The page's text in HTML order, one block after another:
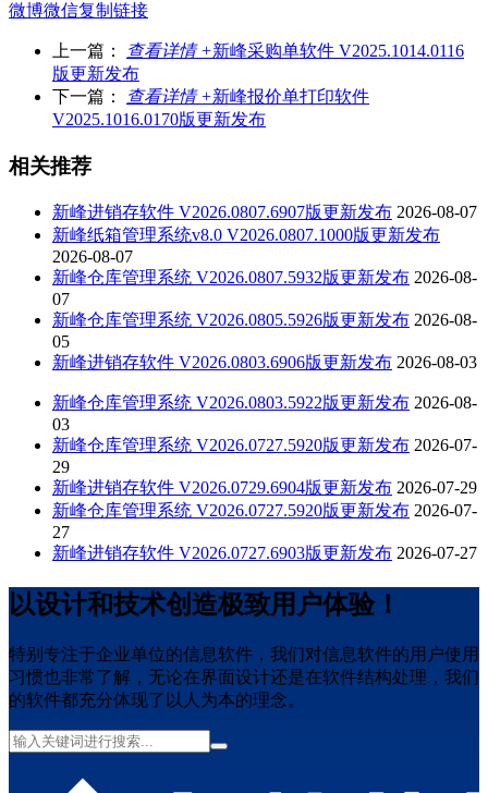
微博微信复制链接
上一篇： 查看详情 +新峰采购单软件 V2025.1014.0116
版更新发布
下一篇：
查看详情 +新峰报价单打印软件
V2025.1016.0170版更新发布
相关推荐
新峰进销存软件 V2026.0807.6907版更新发布 2026-08-07
新峰纸箱管理系统v8.0 V2026.0807.1000版更新发布
2026-08-07
新峰仓库管理系统 V2026.0807.5932版更新发布 2026-08-
07
新峰仓库管理系统 V2026.0805.5926版更新发布 2026-08-
05
新峰进销存软件 V2026.0803.6906版更新发布 2026-08-03
新峰仓库管理系统 V2026.0803.5922版更新发布 2026-08-
03
新峰仓库管理系统 V2026.0727.5920版更新发布 2026-07-
29
新峰进销存软件 V2026.0729.6904版更新发布 2026-07-29
新峰仓库管理系统 V2026.0727.5920版更新发布 2026-07-
27
新峰进销存软件 V2026.0727.6903版更新发布 2026-07-27
以设计和技术创造极致用户体验！
特别专注于企业单位的信息软件，我们对信息软件的用户使用
习惯也非常了解，无论在界面设计还是在软件结构处理，我们
的软件都充分体现了以人为本的理念。